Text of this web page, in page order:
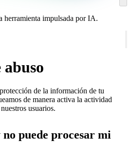
herramienta impulsada por IA.
abuso
de la información de tu
de manera activa la actividad
usuarios.
puede procesar mi